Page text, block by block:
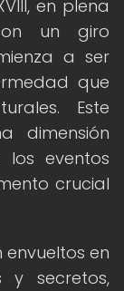
en plena
un giro
a ser
que
Este
dimensión
eventos
crucial
envueltos en
y secretos,